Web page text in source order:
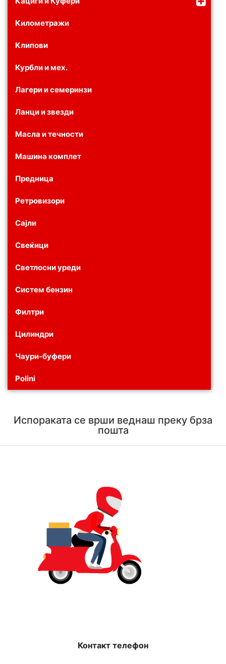
Километражи
Клипови
Курбли и мех.
Лагери и семеринзи
Ланци и звезди
Масла и течности
Машина комплет
Предница
Ретровизори
Сајли
Свеќици
Светлосни уреди
Систем бензин
Филтри
Цилиндри
Чаури-буфери
Polini
Испораката се врши веднаш преку брза
пошта
Контакт телефон